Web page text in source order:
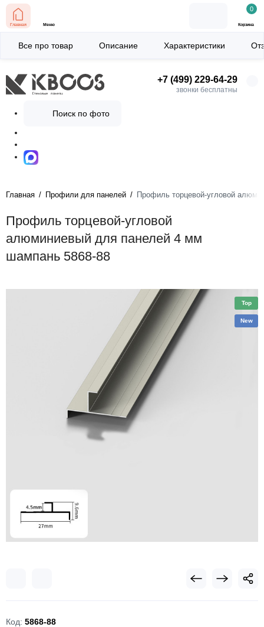
+7 (499) 229-64-29
звонки бесплатны
Поиск по фото
Главная Меню
0
Корзина
Главная Профили для панелей Профиль торцевой-угловой
Профиль торцевой-угловой
алюминиевый для панелей 4 мм
шампань 5868-88
Все про товар Описание Характеристики
Top
New
Код: 5868-88